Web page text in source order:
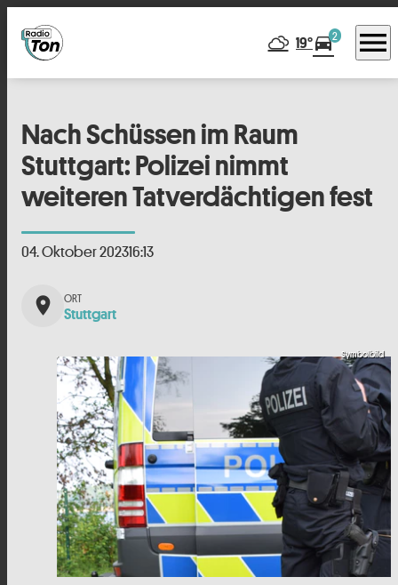
19°directions_car2 menu
Nach Schüssen im Raum
Stuttgart: Polizei nimmt
weiteren Tatverdächtigen fest
04. Oktober 202316:13
place Stuttgart
Symbolbild